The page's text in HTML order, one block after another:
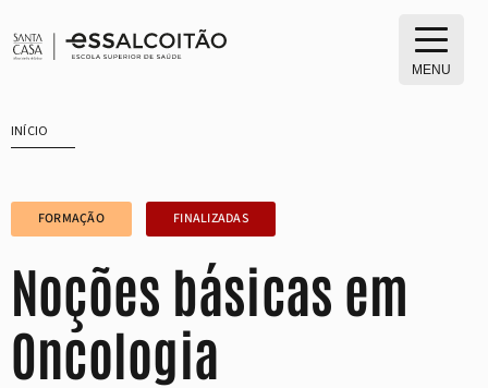
para
MENU
INÍCIO
FORMAÇÃO FINALIZADAS
Noções básicas em
Oncologia